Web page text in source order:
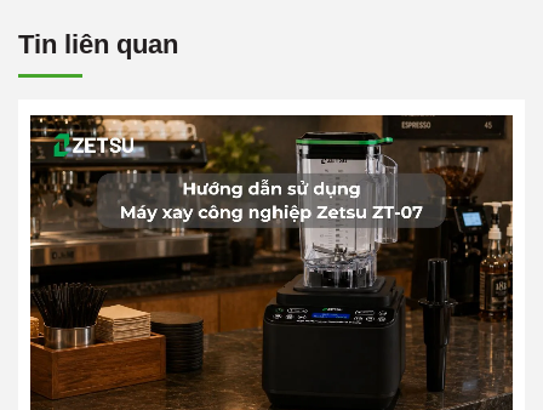
Tin liên quan